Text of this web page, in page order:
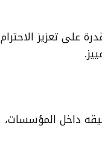
على تعزيز الاحترام
داخل المؤسسات،